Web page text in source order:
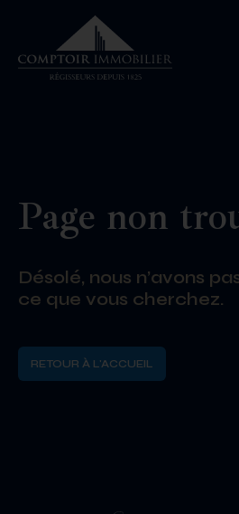
Page non
Désolé, nous n’avons
ce que vous cherchez.
RETOUR À L'ACCUEIL